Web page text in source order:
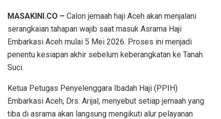
MASAKINI.CO – Calon jemaah haji Aceh akan menjalani
serangkaian tahapan wajib saat masuk Asrama Haji
Embarkasi Aceh mulai 5 Mei 2026. Proses ini menjadi
penentu kesiapan akhir sebelum keberangkatan ke Tanah
Suci.
Ketua Petugas Penyelenggara Ibadah Haji (PPIH)
Embarkasi Aceh, Drs. Arijal, menyebut setiap jemaah yang
tiba di asrama akan langsung mengikuti alur pelayanan